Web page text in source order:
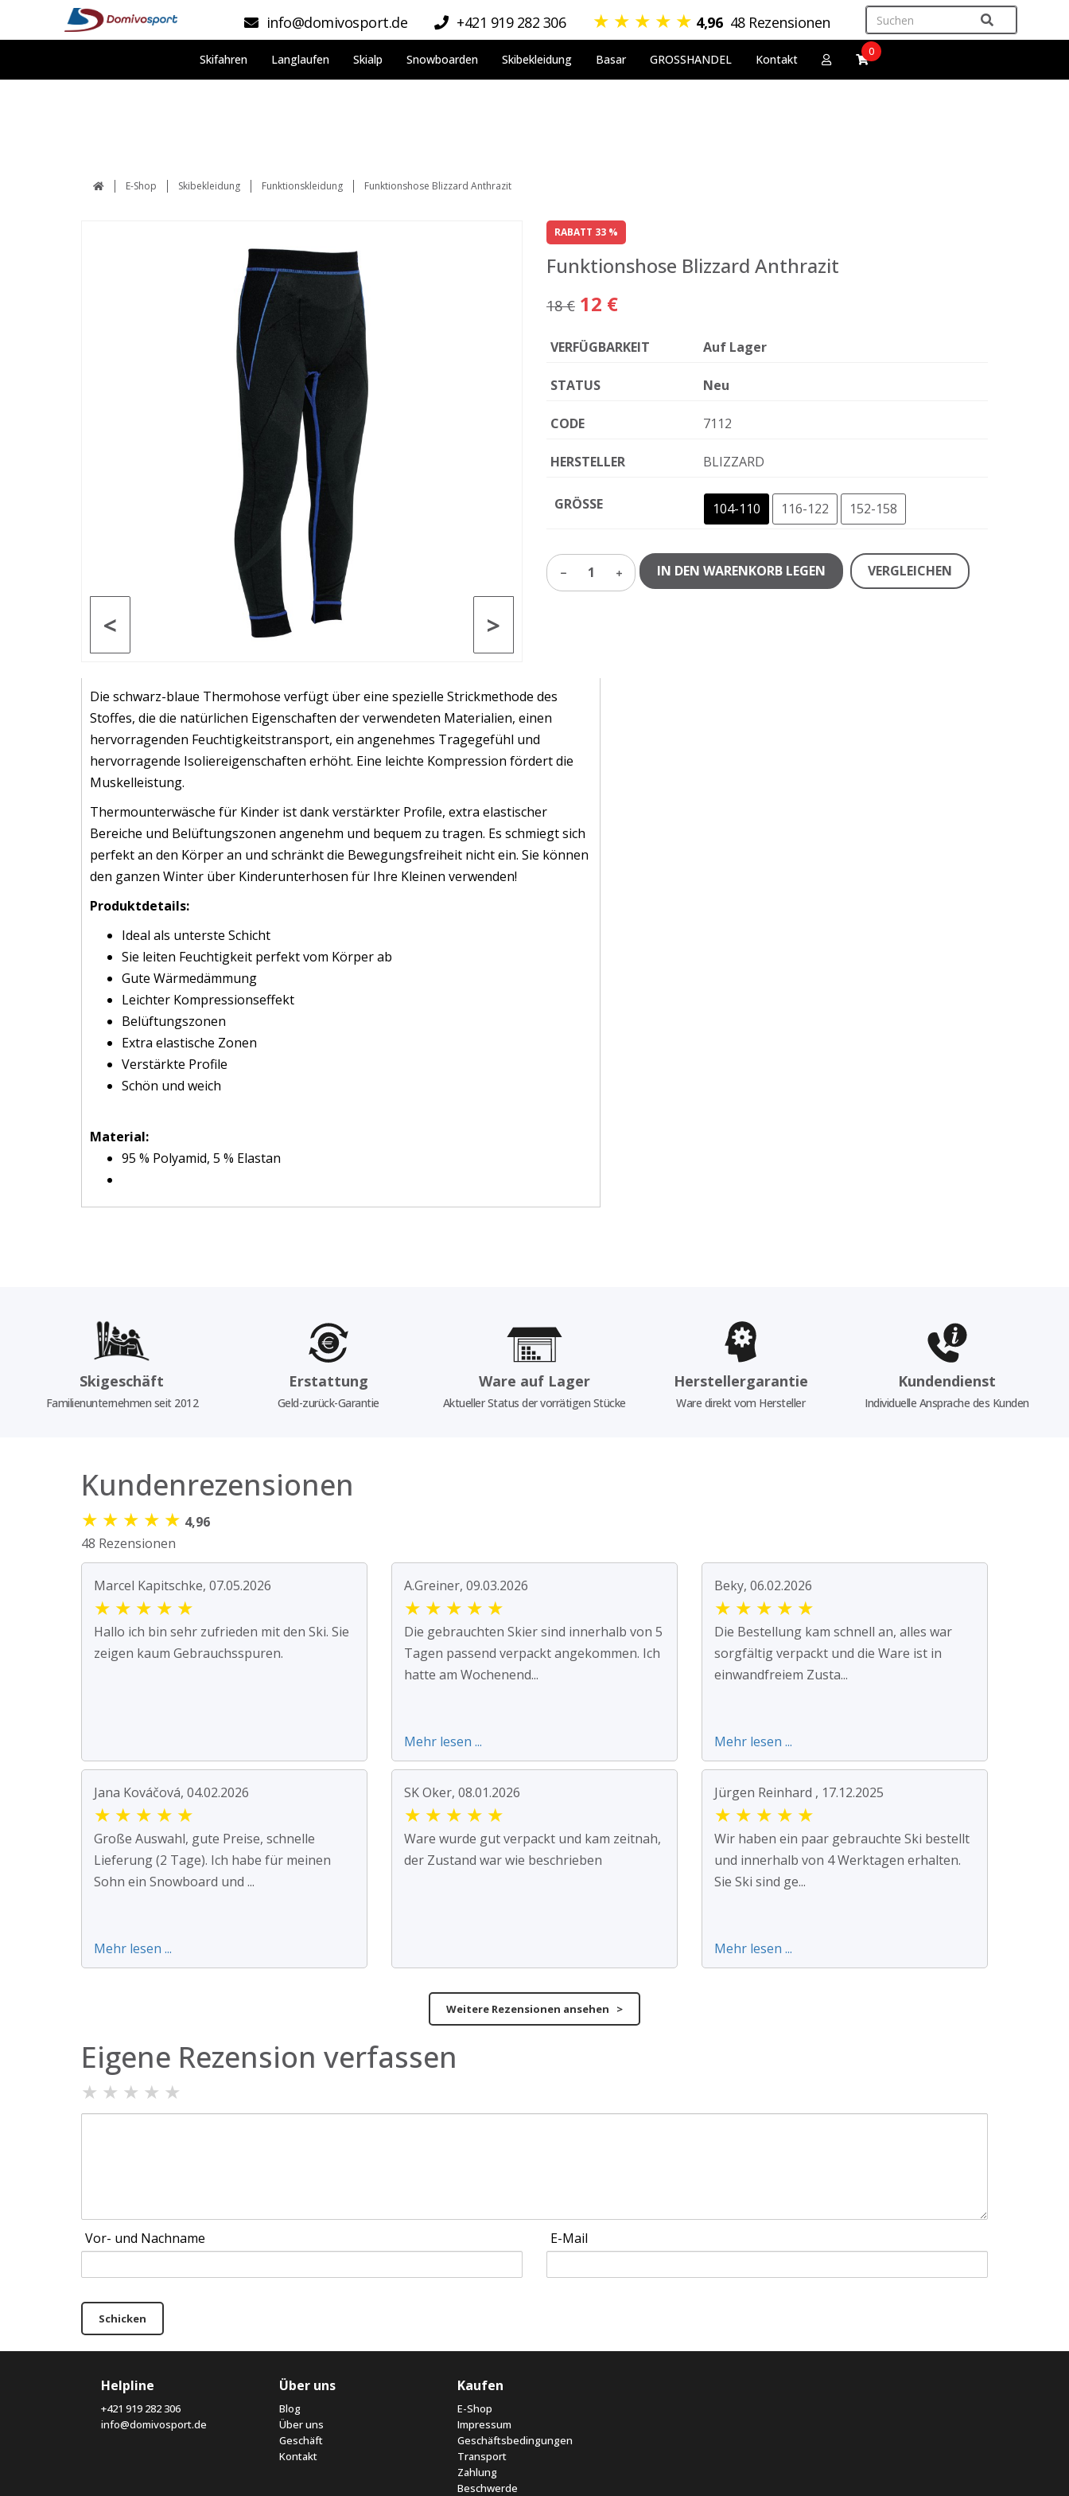
info@domivosport.de +421 919 282 306 ★ ★ ★ ★ ★ 4,96 48 Rezensionen
Skifahren Langlaufen Skialp Snowboarden Skibekleidung Basar GROSSHANDEL Kontakt
0
E-Shop Skibekleidung Funktionskleidung Funktionshose Blizzard Anthrazit
>
<
RABATT 33 %
Funktionshose Blizzard Anthrazit
18 € 12 €
VERFÜGBARKEIT Auf Lager
STATUS Neu
CODE 7112
HERSTELLER BLIZZARD
GRÖSSE 104-110 116-122 152-158
1 IN DEN WARENKORB LEGEN VERGLEICHEN
Die schwarz-blaue Thermohose verfügt über eine spezielle Strickmethode des
Stoffes, die die natürlichen Eigenschaften der verwendeten Materialien, einen
hervorragenden Feuchtigkeitstransport, ein angenehmes Tragegefühl und
hervorragende Isoliereigenschaften erhöht. Eine leichte Kompression fördert die
Muskelleistung.
Thermounterwäsche für Kinder ist dank verstärkter Profile, extra elastischer
Bereiche und Belüftungszonen angenehm und bequem zu tragen. Es schmiegt sich
perfekt an den Körper an und schränkt die Bewegungsfreiheit nicht ein. Sie können
den ganzen Winter über Kinderunterhosen für Ihre Kleinen verwenden!
Produktdetails:
Ideal als unterste Schicht
Sie leiten Feuchtigkeit perfekt vom Körper ab
Gute Wärmedämmung
Leichter Kompressionseffekt
Belüftungszonen
Extra elastische Zonen
Verstärkte Profile
Schön und weich
Material:
95 % Polyamid, 5 % Elastan
Skigeschäft
Familienunternehmen seit 2012
Erstattung
Geld-zurück-Garantie
Ware auf Lager
Aktueller Status der vorrätigen Stücke
Herstellergarantie
Ware direkt vom Hersteller
Kundendienst
Individuelle Ansprache des Kunden
Kundenrezensionen
★ ★ ★ ★ ★ 4,96
48 Rezensionen
Marcel Kapitschke, 07.05.2026
★ ★ ★ ★ ★
Hallo ich bin sehr zufrieden mit den Ski. Sie
zeigen kaum Gebrauchsspuren.
A.Greiner, 09.03.2026
★ ★ ★ ★ ★
Die gebrauchten Skier sind innerhalb von 5
Tagen passend verpackt angekommen. Ich
hatte am Wochenend...
Mehr lesen ...
Beky, 06.02.2026
★ ★ ★ ★ ★
Die Bestellung kam schnell an, alles war
sorgfältig verpackt und die Ware ist in
einwandfreiem Zusta...
Mehr lesen ...
Jana Kováčová, 04.02.2026
★ ★ ★ ★ ★
Große Auswahl, gute Preise, schnelle
Lieferung (2 Tage). Ich habe für meinen
Sohn ein Snowboard und ...
Mehr lesen ...
SK Oker, 08.01.2026
★ ★ ★ ★ ★
Ware wurde gut verpackt und kam zeitnah,
der Zustand war wie beschrieben
Jürgen Reinhard , 17.12.2025
★ ★ ★ ★ ★
Wir haben ein paar gebrauchte Ski bestellt
und innerhalb von 4 Werktagen erhalten.
Sie Ski sind ge...
Mehr lesen ...
Weitere Rezensionen ansehen >
Eigene Rezension verfassen
★ ★ ★ ★ ★
Vor- und Nachname E-Mail
Schicken
Helpline
+421 919 282 306
info@domivosport.de
Über uns
Blog
Über uns
Geschäft
Kontakt
Kaufen
E-Shop
Impressum
Geschäftsbedingungen
Transport
Zahlung
Beschwerde